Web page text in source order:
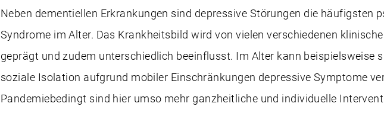
Neben dementiellen Erkrankungen sind depressive Störungen die häufigsten
Syndrome im Alter. Das Krankheitsbild wird von vielen verschiedenen
geprägt und zudem unterschiedlich beeinflusst. Im Alter kann beispielsweise
soziale Isolation aufgrund mobiler Einschränkungen depressive Symptome
Pandemiebedingt sind hier umso mehr ganzheitliche und individuelle